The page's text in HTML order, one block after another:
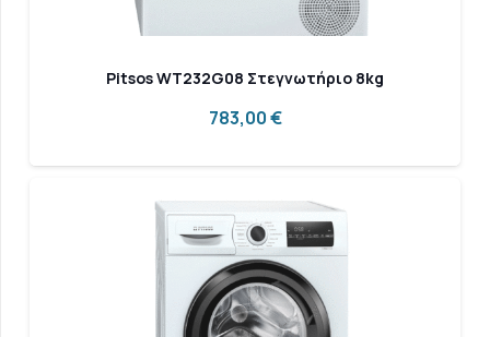
Pitsos WT232G08 Στεγνωτήριο 8kg
783,00€